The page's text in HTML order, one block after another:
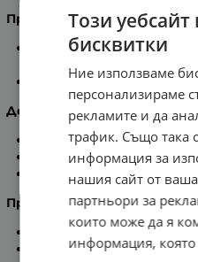
Предназначение:
За ежедневна грижа
лицето;
За отстраняване на
Действие:
Нежно почиства
Идеално премахва
Хидратира и успокоява.
Предимства:
С оптимална
Хипоалергенен;
Този
бисквитки
Ние използваме
персонализираме
рекламите и да
трафик. Също така
информация за
нашия сайт от
партньори за
които може да я
информация, която